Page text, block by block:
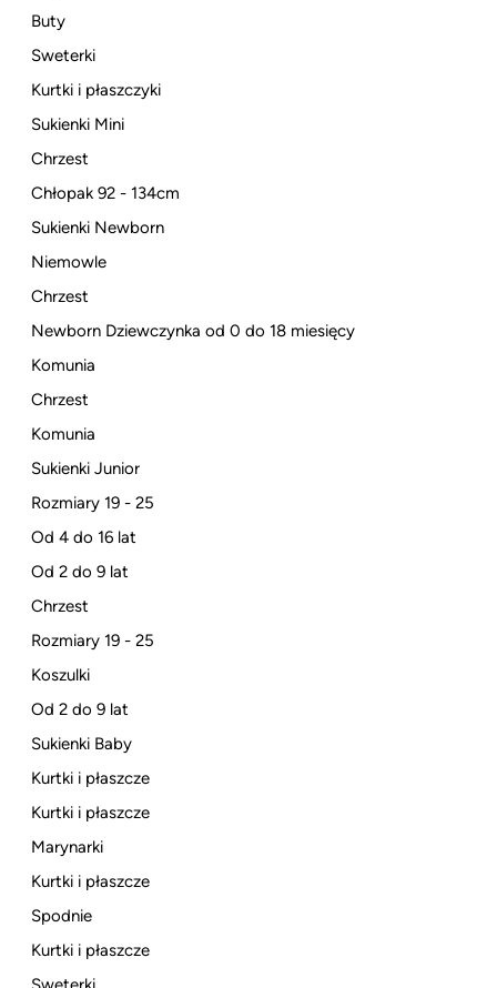
Buty
Sweterki
Kurtki i płaszczyki
Sukienki Mini
Chrzest
Chłopak 92 - 134cm
Sukienki Newborn
Niemowle
Chrzest
Newborn Dziewczynka od 0 do 18 miesięcy
Komunia
Chrzest
Komunia
Sukienki Junior
Rozmiary 19 - 25
Od 4 do 16 lat
Od 2 do 9 lat
Chrzest
Rozmiary 19 - 25
Koszulki
Od 2 do 9 lat
Sukienki Baby
Kurtki i płaszcze
Kurtki i płaszcze
Marynarki
Kurtki i płaszcze
Spodnie
Kurtki i płaszcze